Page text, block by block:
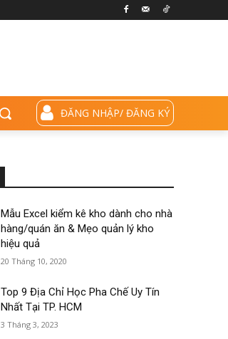
ĐĂNG NHẬP/ ĐĂNG KÝ
Mẫu Excel kiểm kê kho dành cho nhà
hàng/quán ăn & Mẹo quản lý kho
hiệu quả
20 Tháng 10, 2020
Top 9 Địa Chỉ Học Pha Chế Uy Tín
Nhất Tại TP. HCM
3 Tháng 3, 2023